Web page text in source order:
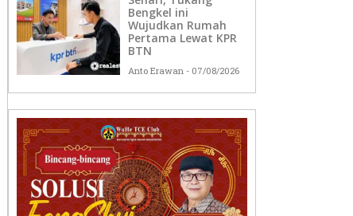
Bengkel ini
Wujudkan Rumah
Pertama Lewat KPR
BTN
Anto Erawan 07/08/2026